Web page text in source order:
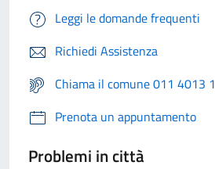
Leggi le domande frequenti
Richiedi Assistenza
Chiama il comune 011 4013 1
Prenota un appuntamento
Problemi in città